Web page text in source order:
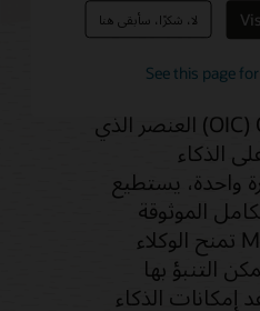
لا، شكرًا، سأبقى هنا
See this page
Oracle
وتُعد Oracle Integration‏ (OIC) العنصر الذي
الذكاء
واحدة، يستطيع
الموثوقة
لتطبيقاتهم إلى خوادم MCP تمنح الوكلاء
التنبؤ بها
الذكاء